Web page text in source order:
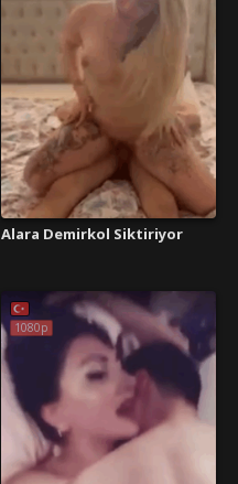
Alara Demirkol Siktiriyor
1080p